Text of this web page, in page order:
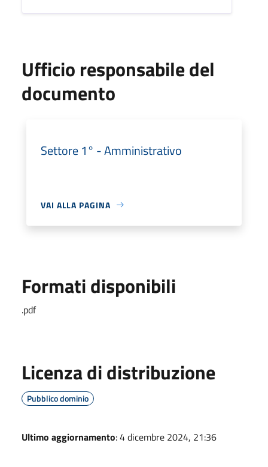
Ufficio responsabile del
documento
Settore 1° - Amministrativo
VAI ALLA PAGINA
Formati disponibili
.pdf
Licenza di distribuzione
Pubblico dominio
Ultimo aggiornamento: 4 dicembre 2024, 21:36